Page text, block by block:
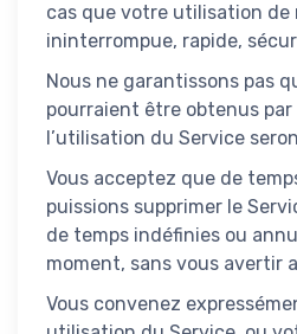
cas que votre utilisation de
ininterrompue, rapide,
Nous ne garantissons pas
pourraient être obtenus par
l’utilisation du Service
Vous acceptez que de
puissions supprimer le
de temps indéfinies ou
moment, sans vous avertir
Vous convenez